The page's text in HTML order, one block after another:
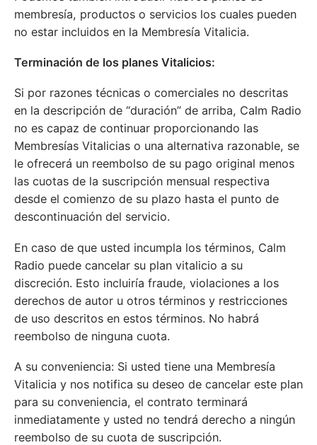
membresía, productos o servicios los cuales pueden
no estar incluidos en la Membresía Vitalicia.
Terminación de los planes Vitalicios:
Si por razones técnicas o comerciales no descritas
en la descripción de “duración” de arriba, Calm Radio
no es capaz de continuar proporcionando las
Membresías Vitalicias o una alternativa razonable, se
le ofrecerá un reembolso de su pago original menos
las cuotas de la suscripción mensual respectiva
desde el comienzo de su plazo hasta el punto de
descontinuación del servicio.
En caso de que usted incumpla los términos, Calm
Radio puede cancelar su plan vitalicio a su
discreción. Esto incluiría fraude, violaciones a los
derechos de autor u otros términos y restricciones
de uso descritos en estos términos. No habrá
reembolso de ninguna cuota.
A su conveniencia: Si usted tiene una Membresía
Vitalicia y nos notifica su deseo de cancelar este plan
para su conveniencia, el contrato terminará
inmediatamente y usted no tendrá derecho a ningún
reembolso de su cuota de suscripción.